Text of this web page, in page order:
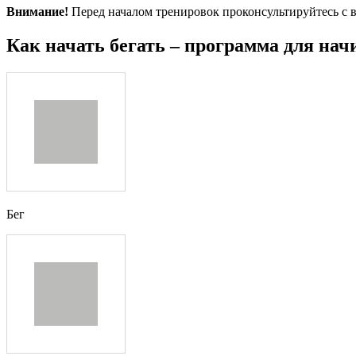
Внимание! Перед началом тренировок проконсультируйтесь с
Как начать бегать – программа для
Бег